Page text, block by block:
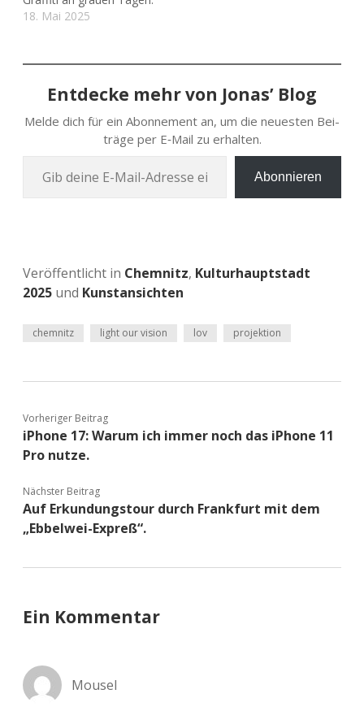
18. Mai 2025
Entdecke mehr von Jonas’ Blog
Melde dich für ein Abon­ne­ment an, um die neu­es­ten Bei­
trä­ge per E‑Mail zu erhalten.
Abonnieren
Veröffentlicht in Chemnitz, Kulturhauptstadt
2025 und Kunstansichten
chemnitz light our vision lov projektion
Vorheriger Beitrag
iPhone 17: Warum ich immer noch das iPhone 11
Pro nutze.
Nächster Beitrag
Auf Erkundungstour durch Frankfurt mit dem
„Ebbelwei-Expreß“.
Ein Kommentar
Mousel